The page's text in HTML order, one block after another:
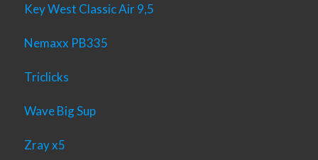
Key West Classic Air 9,5
Nemaxx PB335
Triclicks
Wave Big Sup
Zray x5